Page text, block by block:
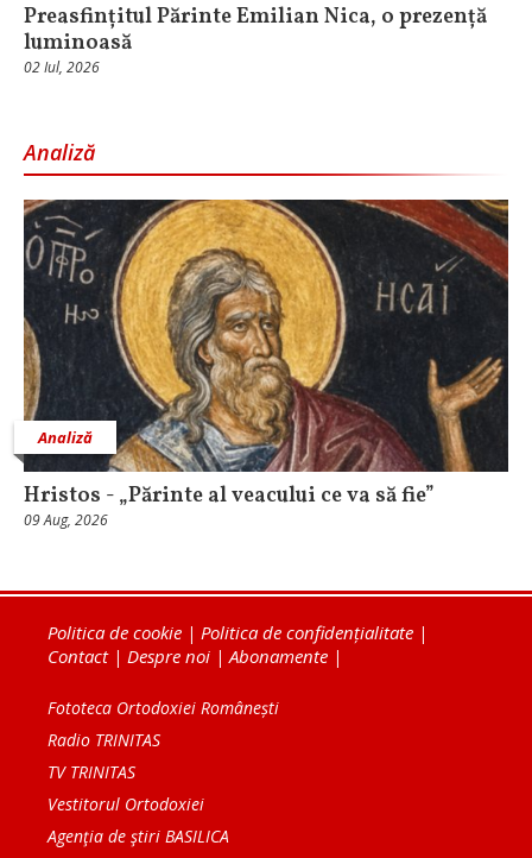
Preasfințitul Părinte Emilian Nica, o prezență
luminoasă
02 Iul, 2026
Analiză
Analiză
Hristos - „Părinte al veacului ce va să fie”
09 Aug, 2026
Politica de cookie | Politica de confidențialitate |
Contact| Despre noi |Abonamente |
Fototeca Ortodoxiei Românești
Radio TRINITAS
TV TRINITAS
Vestitorul Ortodoxiei
Agenţia de ştiri BASILICA